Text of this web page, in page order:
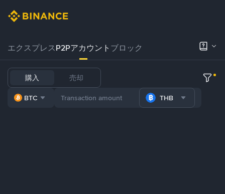
エクスプレスP2Pアカウント ブロック
購入 売却
BTC THB